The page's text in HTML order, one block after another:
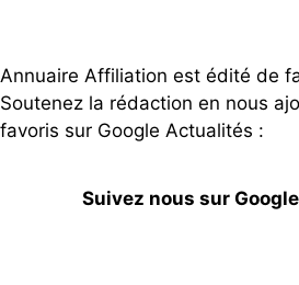
Annuaire Affiliation est édité de
Soutenez la rédaction en nous
favoris sur Google Actualités :
Suivez nous sur